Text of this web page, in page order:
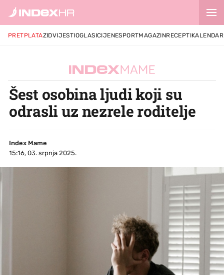
PRETPLATAZIDVIJESTIOGLASICIJENESPORTMAGAZINRECEPTIKALENDAR
Šest osobina ljudi koji su
odrasli uz nezrele roditelje
Index Mame
15:16, 03. srpnja 2025.